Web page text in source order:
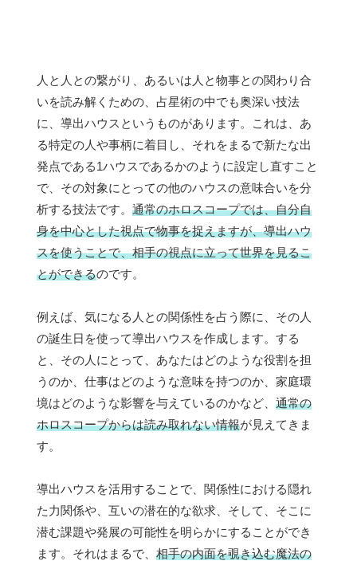
人と人との繋がり、あるいは人と物事との関わり合
いを読み解くための、占星術の中でも奥深い技法
に、導出ハウスというものがあります。これは、あ
る特定の人や事柄に着目し、それをまるで新たな出
発点である1ハウスであるかのように設定し直すこと
で、その対象にとっての他のハウスの意味合いを分
析する技法です。 通常のホロスコープでは、自分自
身を中心とした視点で物事を捉えますが、導出ハウ
スを使うことで、相手の視点に立って世界を見るこ
とができるのです。
例えば、気になる人との関係性を占う際に、その人
の誕生日を使って導出ハウスを作成します。する
と、その人にとって、あなたはどのような役割を担
うのか、仕事はどのような意味を持つのか、家庭環
境はどのような影響を与えているのかなど、 通常の
ホロスコープからは読み取れない情報が見えてきま
す。
導出ハウスを活用することで、関係性における隠れ
た力関係や、互いの潜在的な欲求、そして、そこに
潜む課題や発展の可能性を明らかにすることができ
ます。それはまるで、 相手の内面を覗き込む魔法の